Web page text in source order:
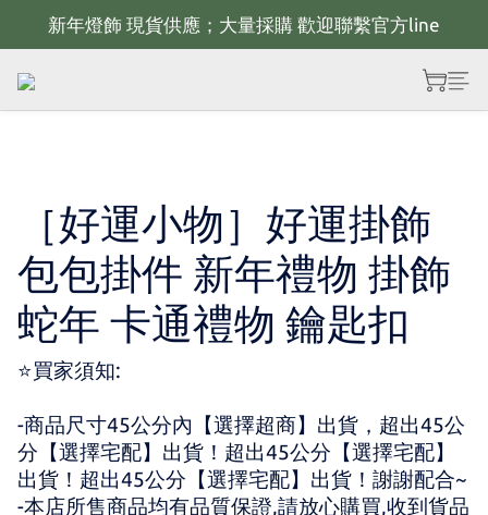
新年佈置規劃 歡迎聯繫官方LINE~
新年燈飾 現貨供應；大量採購 歡迎聯繫官方line
全館滿2000 現折100；最高可回饋10%購物金
［好運小物］好運掛飾
包包掛件 新年禮物 掛飾
蛇年 卡通禮物 鑰匙扣
⭐買家須知:
-商品尺寸45公分內【選擇超商】出貨，超出45公
分【選擇宅配】出貨！超出45公分【選擇宅配】
出貨！超出45公分【選擇宅配】出貨！謝謝配合~
-本店所售商品均有品質保證,請放心購買,收到貨品